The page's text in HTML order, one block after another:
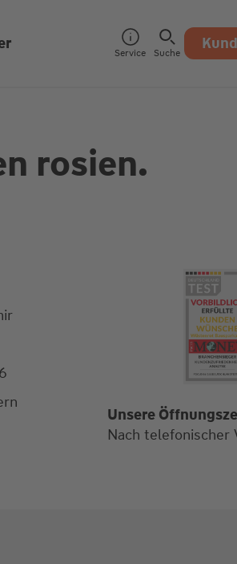
Service Suche
rosien.
Alle
Nach telefonischer
Unsere
Nach telefonischer